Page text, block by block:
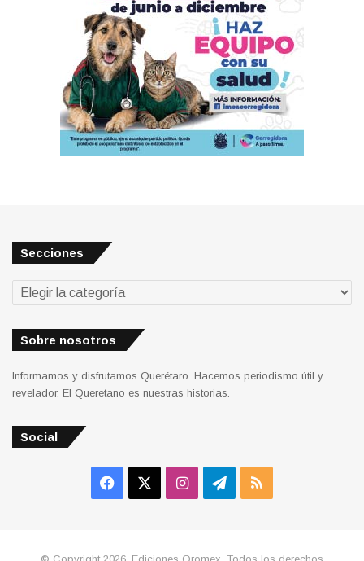
Secciones
Secciones
Sobre nosotros
Informamos y disfrutamos Querétaro. Hacemos periodismo útil y
revelador. El Queretano es nuestras historias.
Social
Facebook InstagramTelegram
RSS